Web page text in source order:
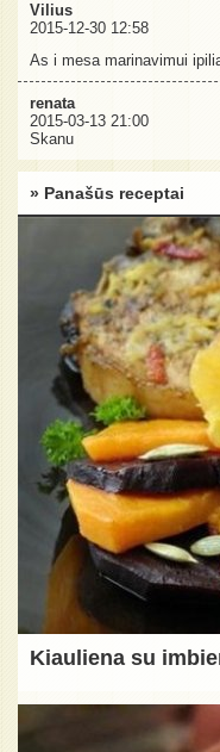
Vilius
2015-12-30 12:58
As i mesa marinavimui
renata
2015-03-13 21:00
Skanu
» Panašūs receptai
Kiauliena su